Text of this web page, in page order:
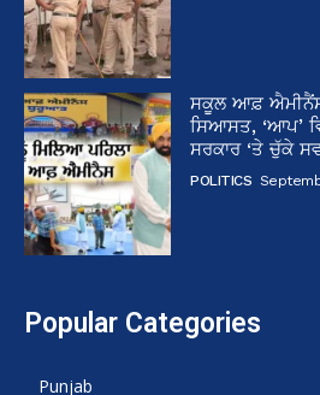
ਸਕੂਲ ਆਫ਼
ਸਿਆਸਤ, ‘ਆਪ’
ਸਰਕਾਰ ‘ਤੇ ਚੁੱਕੇ
POLITICS
Popular Categories
Punjab